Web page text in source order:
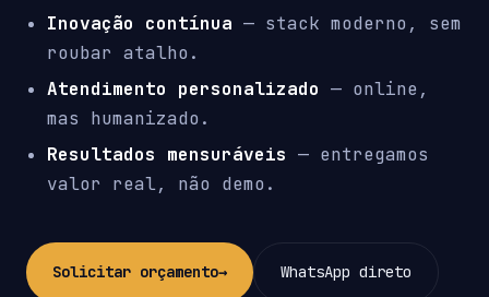
Inovação contínua — stack moderno, sem
roubar atalho.
Atendimento personalizado — online,
mas humanizado.
Resultados mensuráveis — entregamos
valor real, não demo.
Solicitar orçamento→ WhatsApp direto